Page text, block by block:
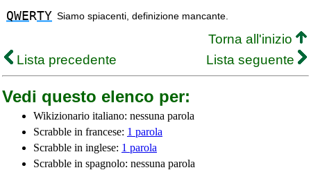
QWE RTY Siamo spiacenti, definizione mancante.
Torna all'inizio
Lista precedente
Lista seguente
Vedi questo elenco per:
Wikizionario italiano: nessuna parola
Scrabble in francese: 1 parola
Scrabble in inglese: 1 parola
Scrabble in spagnolo: nessuna parola